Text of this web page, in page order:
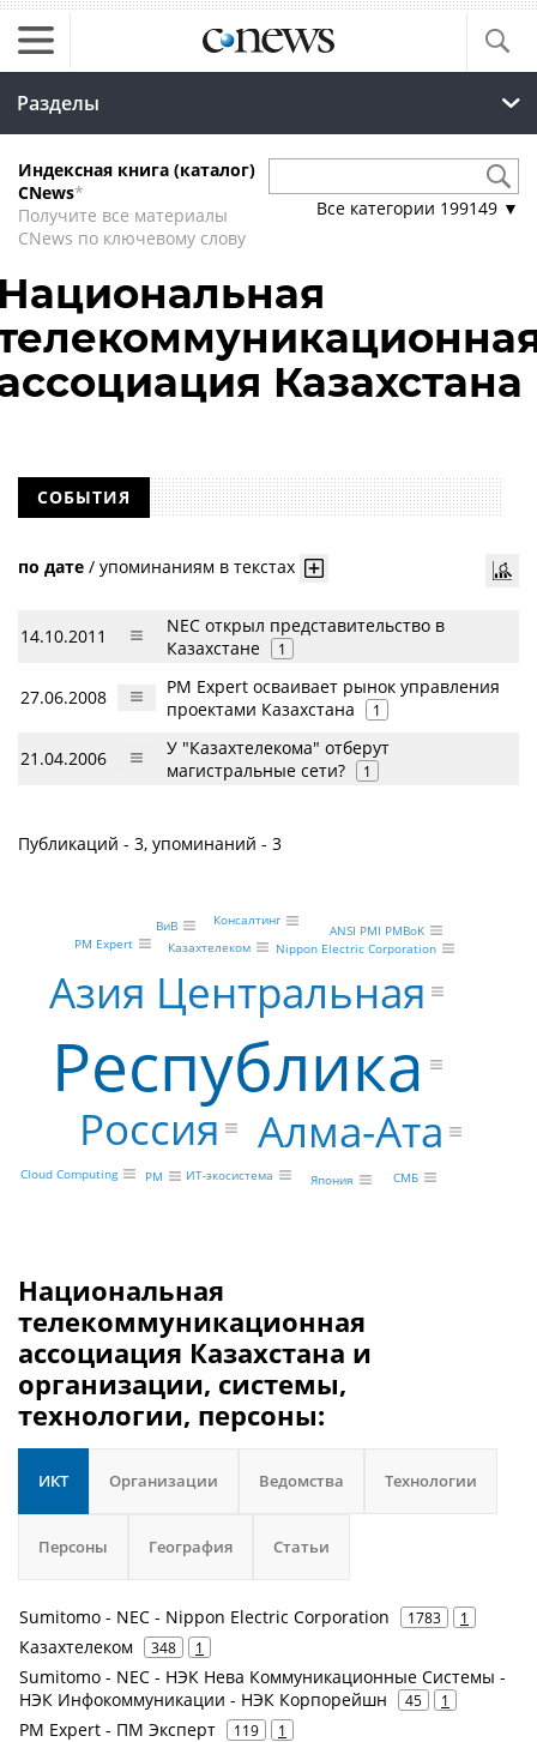
Разделы
Индексная книга (каталог)
CNews*
Получите все материалы
CNews по ключевому слову
Все категории 199149 ▼
Казахстана
СОБЫТИЯ
по дате / упоминаниям в текстах
14.10.2011
NEC открыл представительство в
Казахстане
1
27.06.2008
PM Expert осваивает рынок управления
проектами Казахстана
1
21.04.2006
У "Казахтелекома" отберут
магистральные сети?
1
Публикаций - 3, упоминаний - 3
Республика
Азия Центральная
Россия Алма-Ата
Nippon Electric Corporation
Казахтелеком
PM Expert
Cloud Computing PM ИТ-экосистема Япония СМБ
ANSI PMI PMBoK
Консалтинг
ВиВ
Национальная
телекоммуникационная
ассоциация Казахстана и
организации, системы,
технологии, персоны:
ИКТ Организации Ведомства Технологии
Персоны География Статьи
Sumitomo - NEC - Nippon Electric Corporation 1783 1
Казахтелеком 348 1
Sumitomo - NEC - НЭК Нева Коммуникационные Системы -
НЭК Инфокоммуникации - НЭК Корпорейшн
45 1
PM Expert - ПМ Эксперт 119 1